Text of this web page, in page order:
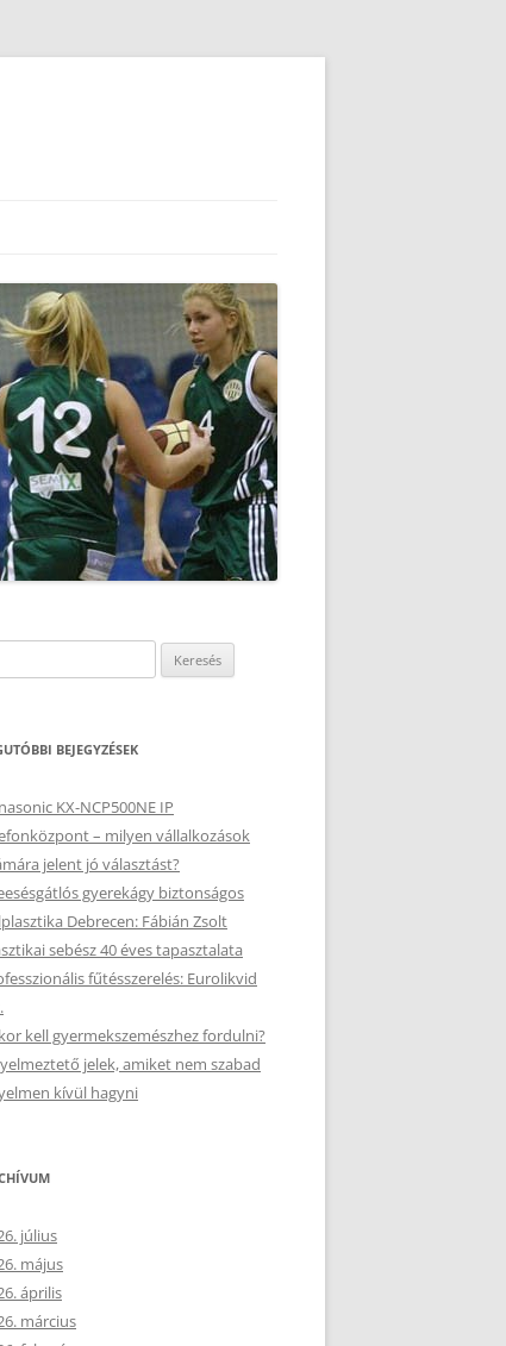
BEJEGYZÉSEK
KX-NCP500NE IP
– milyen vállalkozások
jelent jó választást?
gyerekágy biztonságos
Debrecen: Fábián Zsolt
sebész 40 éves tapasztalata
fűtésszerelés: Eurolikvid
kell gyermekszemészhez fordulni?
jelek, amiket nem szabad
kívül hagyni
július
május
április
március